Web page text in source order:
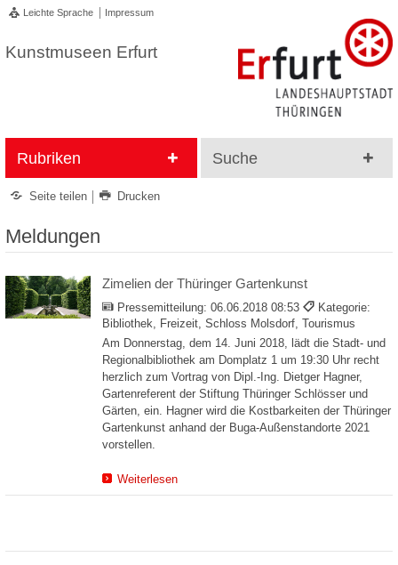
Leichte Sprache Impressum
Kunstmuseen Erfurt
Rubriken Suche
Seite teilen Drucken
Meldungen
Zimelien der Thüringer Gartenkunst
Pressemitteilung: 06.06.2018 08:53
Kategorie:
Bibliothek, Freizeit, Schloss Molsdorf, Tourismus
Am Donnerstag, dem 14. Juni 2018, lädt die Stadt- und
Regionalbibliothek am Domplatz 1 um 19:30 Uhr recht
herzlich zum Vortrag von Dipl.-Ing. Dietger Hagner,
Gartenreferent der Stiftung Thüringer Schlösser und
Gärten, ein. Hagner wird die Kostbarkeiten der Thüringer
Gartenkunst anhand der Buga-Außenstandorte 2021
vorstellen.
Weiterlesen